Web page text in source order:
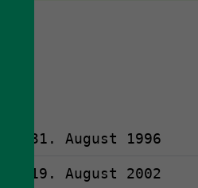
31. August 1996
19. August 2002